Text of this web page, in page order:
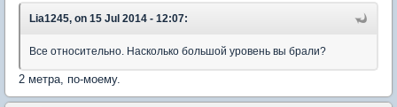
Lia1245, on 15 Jul 2014 - 12:07:
Все относительно. Насколько большой уровень вы брали?
2 метра, по-моему.